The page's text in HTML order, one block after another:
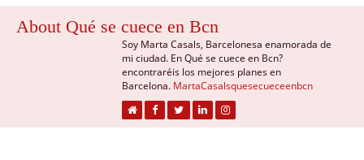
About Qué se cuece en Bcn
Soy Marta Casals, Barcelonesa enamorada de
mi ciudad. En Qué se cuece en Bcn?
encontraréis los mejores planes en
Barcelona. MartaCasalsquesecueceenbcn